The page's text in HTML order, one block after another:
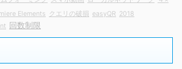
Elements クエリの破損 easyQR 2018
回数制限